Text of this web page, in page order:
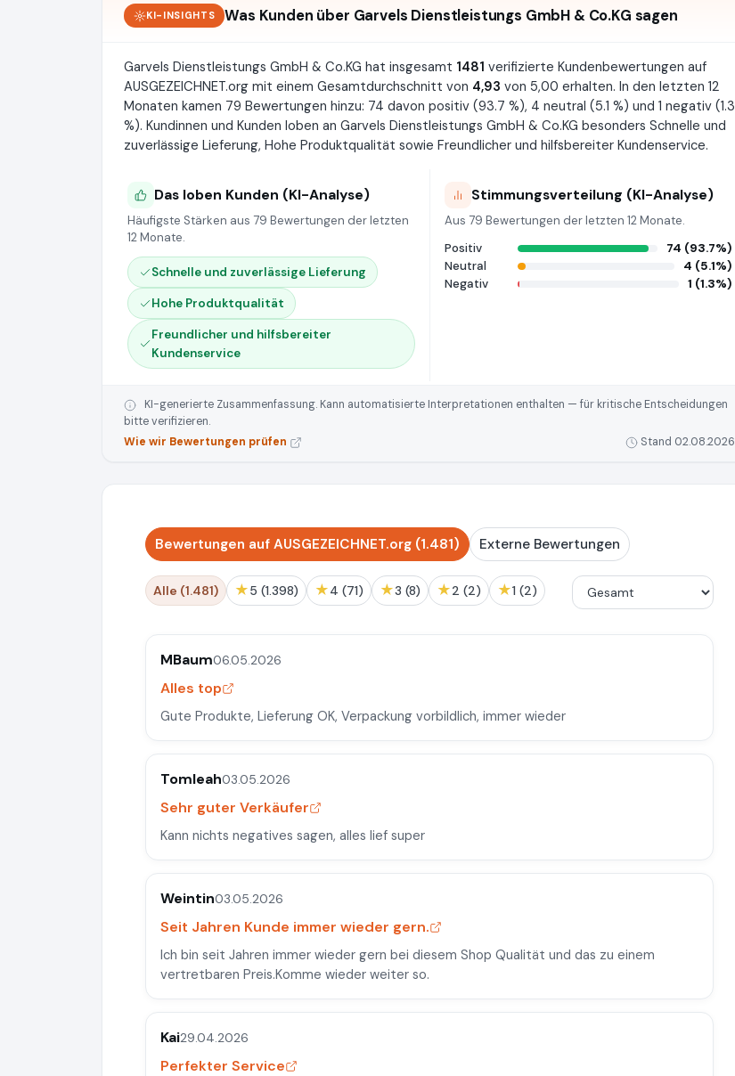
KI-INSIGHTS Was Kunden über Garvels Dienstleistungs GmbH & Co.KG sagen
Garvels Dienstleistungs GmbH & Co.KG hat insgesamt 1481 verifizierte Kundenbewertungen auf
AUSGEZEICHNET.org mit einem Gesamtdurchschnitt von 4,93 von 5,00 erhalten. In den letzten 12
Monaten kamen 79 Bewertungen hinzu: 74 davon positiv (93.7 %), 4 neutral (5.1 %) und 1 negativ (1.3
%). Kundinnen und Kunden loben an Garvels Dienstleistungs GmbH & Co.KG besonders Schnelle und
zuverlässige Lieferung, Hohe Produktqualität sowie Freundlicher und hilfsbereiter Kundenservice.
Das loben Kunden (KI-Analyse)
Häufigste Stärken aus 79 Bewertungen der letzten
12 Monate.
Schnelle und zuverlässige Lieferung
Hohe Produktqualität
Freundlicher und hilfsbereiter
Kundenservice
Stimmungsverteilung (KI-Analyse)
Aus 79 Bewertungen der letzten 12 Monate.
Positiv
74 (93.7%)
Neutral
4 (5.1%)
Negativ
1 (1.3%)
KI-generierte Zusammenfassung. Kann automatisierte Interpretationen enthalten — für kritische Entscheidungen
bitte verifizieren.
Wie wir Bewertungen prüfen
Stand 02.08.2026
Bewertungen auf AUSGEZEICHNET.org (1.481) Externe Bewertungen
Alle (1.481) ★ 5 (1.398) ★ 4 (71) ★ 3 (8) ★ 2 (2) ★ 1 (2)
MBaum06.05.2026
Alles top
Gute Produkte, Lieferung OK, Verpackung vorbildlich, immer wieder
Tomleah03.05.2026
Sehr guter Verkäufer
Kann nichts negatives sagen, alles lief super
Weintin03.05.2026
Seit Jahren Kunde immer wieder gern.
Ich bin seit Jahren immer wieder gern bei diesem Shop Qualität und das zu einem
vertretbaren Preis.Komme wieder weiter so.
Kai29.04.2026
Perfekter Service